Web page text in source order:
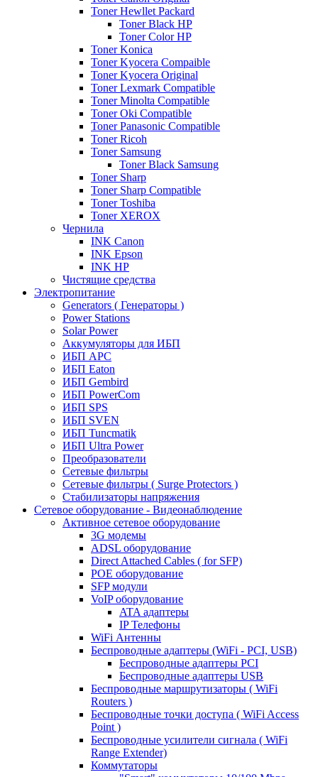
Toner Hewllet Packard
Toner Black HP
Toner Color HP
Toner Konica
Toner Kyocera Compaible
Toner Kyocera Original
Toner Lexmark Compatible
Toner Minolta Compatible
Toner Oki Compatible
Toner Panasonic Compatible
Toner Ricoh
Toner Samsung
Toner Black Samsung
Toner Sharp
Toner Sharp Compatible
Toner Toshiba
Toner XEROX
Чернила
INK Canon
INK Epson
INK HP
Чистящие средства
Электропитание
Generators ( Генераторы )
Power Stations
Solar Power
Аккумуляторы для ИБП
ИБП APC
ИБП Eaton
ИБП Gembird
ИБП PowerCom
ИБП SPS
ИБП SVEN
ИБП Tuncmatik
ИБП Ultra Power
Преобразователи
Сетевые фильтры
Сетевые фильтры ( Surge Protectors )
Стабилизаторы напряжения
Сетевое оборудование - Видеонаблюдение
Активное сетевое оборудование
3G модемы
ADSL оборудование
Direct Attached Cables ( for SFP)
POE оборудование
SFP модули
VoIP оборудование
ATA адаптеры
IP Телефоны
WiFi Антенны
Беспроводные адаптеры (WiFi - PCI, USB)
Беспроводные адаптеры PCI
Беспроводные адаптеры USB
Беспроводные маршрутизаторы ( WiFi
Routers )
Беспроводные точки доступа ( WiFi Access
Point )
Беспроводные усилители сигнала ( WiFi
Range Extender)
Коммутаторы